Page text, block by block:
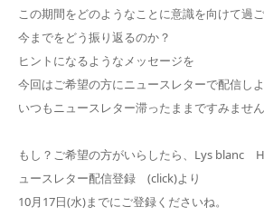
この期間をどのようなことに意識を向けて過
今までをどう振り返るのか？
ヒントになるようなメッセージを
今回はご希望の方にニュースレターで配信し
いつもニュースレター滞ったままですみませ
もし？ご希望の方がいらしたら、Lys
ュースレター配信登録 (click)より
10月17日(水)までにご登録くださいね。